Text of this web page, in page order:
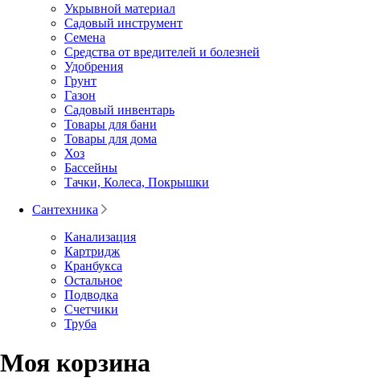
Укрывной материал
Садовый инструмент
Семена
Средства от вредителей и болезней
Удобрения
Грунт
Газон
Садовый инвентарь
Товары для бани
Товары для дома
Хоз
Бассейны
Тачки, Колеса, Покрышки
Сантехника
Канализация
Картридж
Кранбукса
Остальное
Подводка
Счетчики
Труба
Моя корзина